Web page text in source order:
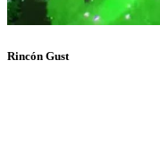
Rincón Gust